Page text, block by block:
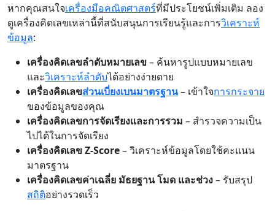
หากคุณสนใจเครื่องมือคณิตศาสตร์ที่มีประโยชน์เพิ่มเติม ลอง
ดูเครื่องคิดเลขเหล่านี้ที่สนับสนุนการเรียนรู้และการวิเคราะห์
ข้อมูล:
เครื่องคิดเลขลำดับหมายเลข– ค้นหารูปแบบหมายเลข
และวิเคราะห์ลำดับได้อย่างง่ายดาย
เครื่องคิดเลขส่วนเบี่ยงเบนมาตรฐาน– เข้าใจการกระจาย
ของข้อมูลของคุณ
เครื่องคิดเลขการจัดเรียงและการรวม – สำรวจความเป็น
ไปได้ในการจัดเรียง
เครื่องคิดเลข Z-Score– วิเคราะห์ข้อมูลโดยใช้คะแนน
มาตรฐาน
เครื่องคิดเลขค่าเฉลี่ย มัธยฐาน โมด และช่วง– รับสรุป
สถิติอย่างรวดเร็ว